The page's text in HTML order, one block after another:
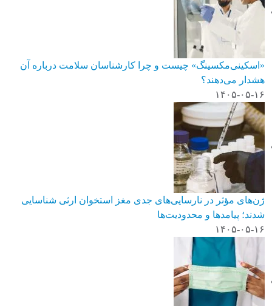
«اسکینی‌مکسینگ» چیست و چرا کارشناسان سلامت درباره آن
هشدار می‌دهند؟
۱۴۰۵-۰۵-۱۶
ژن‌های مؤثر در نارسایی‌های جدی مغز استخوان ارثی شناسایی
شدند؛ پیامدها و محدودیت‌ها
۱۴۰۵-۰۵-۱۶